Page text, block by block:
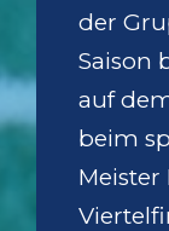
der
Saison
auf
beim